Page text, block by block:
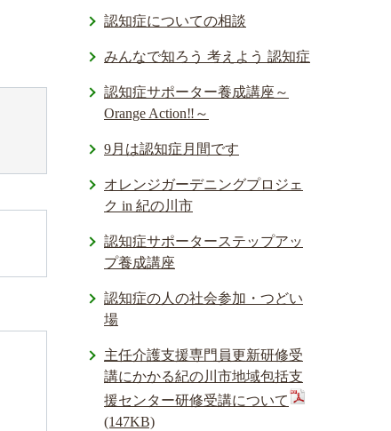
認知症についての相談
みんなで知ろう 考えよう 認知症
認知症サポーター養成講座～
Orange Action‼～
9月は認知症月間です
オレンジガーデニングプロジェ
ク in 紀の川市
認知症サポーターステップアッ
プ養成講座
認知症の人の社会参加・つどい
場
主任介護支援専門員更新研修受
講にかかる紀の川市地域包括支
援センター研修受講について
(147KB)